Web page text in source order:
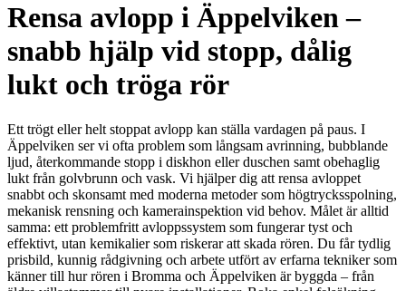
Rensa avlopp i Äppelviken –
snabb hjälp vid stopp, dålig
lukt och tröga rör
Ett trögt eller helt stoppat avlopp kan ställa vardagen på paus. I
Äppelviken ser vi ofta problem som långsam avrinning, bubblande
ljud, återkommande stopp i diskhon eller duschen samt obehaglig
lukt från golvbrunn och vask. Vi hjälper dig att rensa avloppet
snabbt och skonsamt med moderna metoder som högtrycksspolning,
mekanisk rensning och kamera­inspektion vid behov. Målet är alltid
samma: ett problemfritt avloppssystem som fungerar tyst och
effektivt, utan kemikalier som riskerar att skada rören. Du får tydlig
prisbild, kunnig rådgivning och arbete utfört av erfarna tekniker som
känner till hur rören i Bromma och Äppelviken är byggda – från